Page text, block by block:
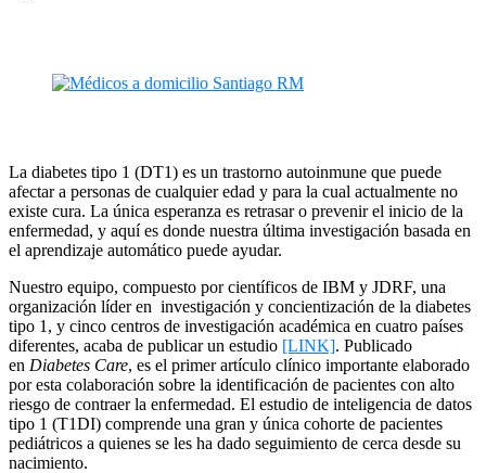
La diabetes tipo 1 (DT1) es un trastorno autoinmune que puede
afectar a personas de cualquier edad y para la cual actualmente no
existe cura. La única esperanza es retrasar o prevenir el inicio de la
enfermedad, y aquí es donde nuestra última investigación basada en
el aprendizaje automático puede ayudar.
Nuestro equipo, compuesto por científicos de IBM y JDRF, una
organización líder en investigación y concientización de la diabetes
tipo 1, y cinco centros de investigación académica en cuatro países
diferentes, acaba de publicar un estudio [LINK]. Publicado
en Diabetes Care, es el primer artículo clínico importante elaborado
por esta colaboración sobre la identificación de pacientes con alto
riesgo de contraer la enfermedad. El estudio de inteligencia de datos
tipo 1 (T1DI) comprende una gran y única cohorte de pacientes
pediátricos a quienes se les ha dado seguimiento de cerca desde su
nacimiento.